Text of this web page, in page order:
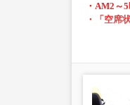
・AM2～
・「空席
・車内を